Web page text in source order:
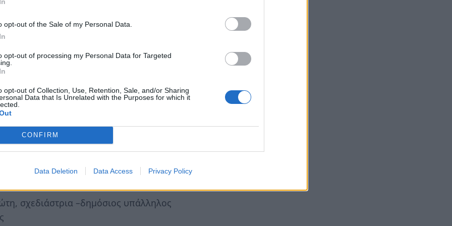
opt-out of the Sale of my Personal Data.
opt-out of processing my Personal Data for Targeted
opt-out of Collection, Use, Retention, Sale, and/or Sharing
Data that Is Unrelated with the Purposes for which it
CONFIRM
Data Deletion Data Access Privacy Policy
υπάλληλος
ταχυδρομικός υπάλληλος
πολιτικός μηχανικός Τ.Ε.
αστυνομικός -Πρόεδρος Συλλόγου
συνεταιρισμού «ΛΑΚΩΝΙΑ»
μουσικών εκδηλώσεων
Παντείου και Νομικής
μηχανικός
θεατρολόγος
σχεδιάστρια –δημόσιος υπάλληλος